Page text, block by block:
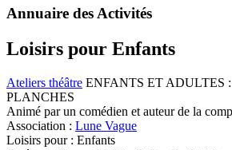
Annuaire des Activités
Loisirs pour Enfants
Ateliers théâtre ENFANTS ET ADULTES
PLANCHES
Animé par un comédien et auteur de la
Association : Lune Vague
Loisirs pour : Enfants